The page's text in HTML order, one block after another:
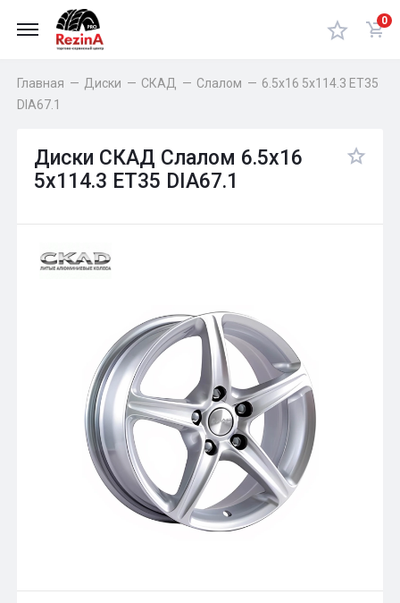
0
Главная — Диски — СКАД — Слалом — 6.5x16 5x114.3 ET35
DIA67.1
Диски СКАД Слалом 6.5x16
5x114.3 ET35 DIA67.1